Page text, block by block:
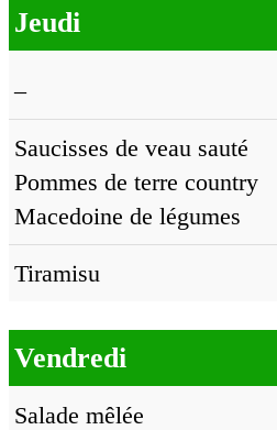
Jeudi
–
Saucisses de veau sauté
Pommes de terre country
Macedoine de légumes
Tiramisu
Vendredi
Salade mêlée